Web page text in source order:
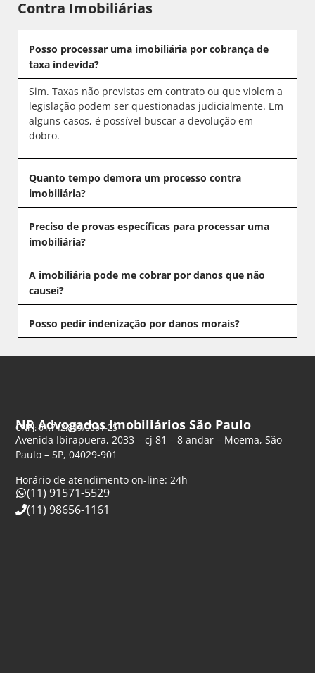
Contra Imobiliárias
Posso processar uma imobiliária por cobrança de
taxa indevida?
Sim. Taxas não previstas em contrato ou que violem a
legislação podem ser questionadas judicialmente. Em
alguns casos, é possível buscar a devolução em
dobro.
Quanto tempo demora um processo contra
imobiliária?
Preciso de provas específicas para processar uma
imobiliária?
A imobiliária pode me cobrar por danos que não
causei?
Posso pedir indenização por danos morais?
NR Advogados Imobiliários São Paulo
CNPJ: 61.742.849/0001-25
Avenida Ibirapuera, 2033 – cj 81 – 8 andar – Moema, São
Paulo – SP, 04029-901
Horário de atendimento on-line: 24h
(11) 91571-5529
(11) 98656-1161